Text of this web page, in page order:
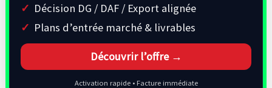
Décision DG / DAF / Export alignée
Plans d’entrée marché & livrables
Découvrir l’offre →
Activation rapide • Facture immédiate